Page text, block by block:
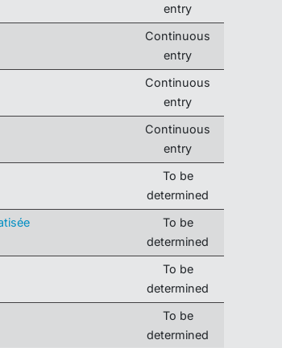
entry
Continuous
entry
Continuous
entry
Continuous
entry
To be
determined
To be
determined
To be
determined
To be
determined